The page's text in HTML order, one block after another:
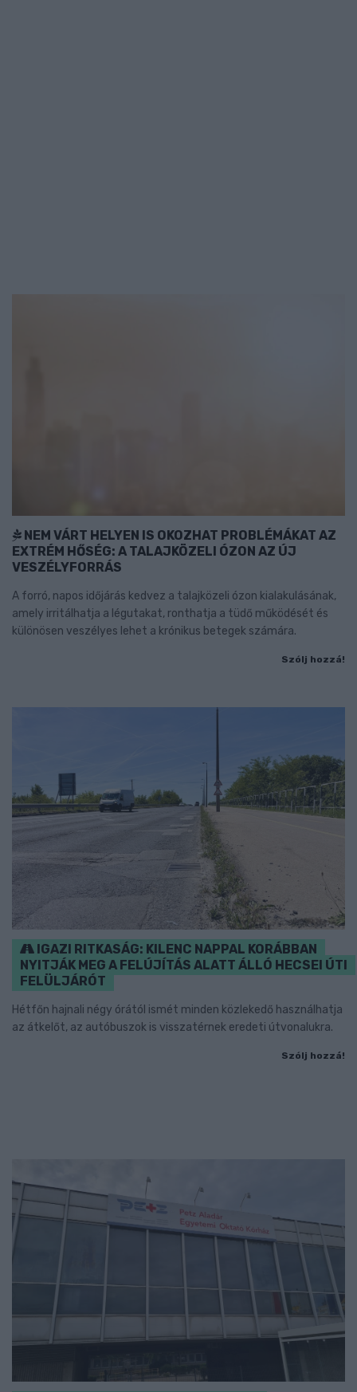
NEM VÁRT HELYEN IS OKOZHAT PROBLÉMÁKAT AZ
EXTRÉM HŐSÉG: A TALAJKÖZELI ÓZON AZ ÚJ
VESZÉLYFORRÁS
A forró, napos időjárás kedvez a talajközeli ózon kialakulásának,
amely irritálhatja a légutakat, ronthatja a tüdő működését és
különösen veszélyes lehet a krónikus betegek számára.
Szólj hozzá!
IGAZI RITKASÁG: KILENC NAPPAL KORÁBBAN
NYITJÁK MEG A FELÚJÍTÁS ALATT ÁLLÓ HECSEI ÚTI
FELÜLJÁRÓT
Hétfőn hajnali négy órától ismét minden közlekedő használhatja
az átkelőt, az autóbuszok is visszatérnek eredeti útvonalukra.
Szólj hozzá!